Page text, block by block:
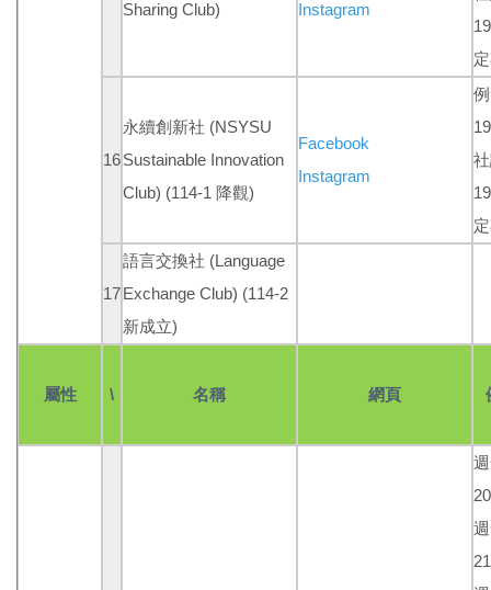
Sharing Club)
Instagram
16
永續創新社 (NSYSU
Sustainable Innovation
Club) (114-1 降觀)
Facebook
Instagram
17
語言交換社 (Language
Exchange Club) (114-2
新成立)
屬性 \ 名稱 網頁